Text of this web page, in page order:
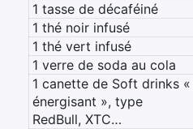
1 tasse de décaféiné
1 thé noir infusé
1 thé vert infusé
1 verre de soda au cola
1 canette de Soft drinks «
énergisant », type
RedBull, XTC…